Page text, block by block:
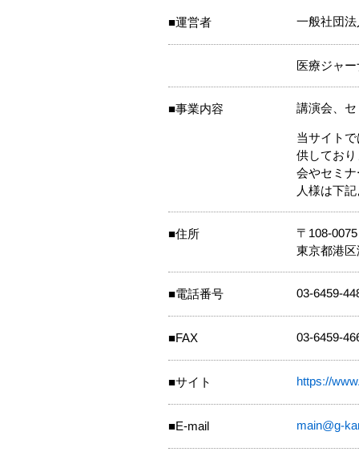
■運営者 一般社団
医療ジャ
■事業内容 講演会、
当サイト
供してお
会やセミ
人様は下
■住所 〒108-0075
東京都港
■電話番号 03-6459-
■FAX 03-6459-
■サイト https://
■E-mail main@g-